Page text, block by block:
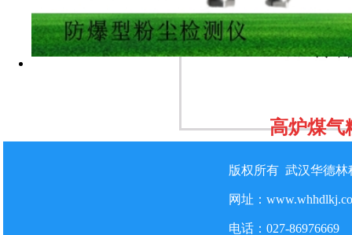
高炉煤气
版权所有 武汉华德
网址：
电话：027-